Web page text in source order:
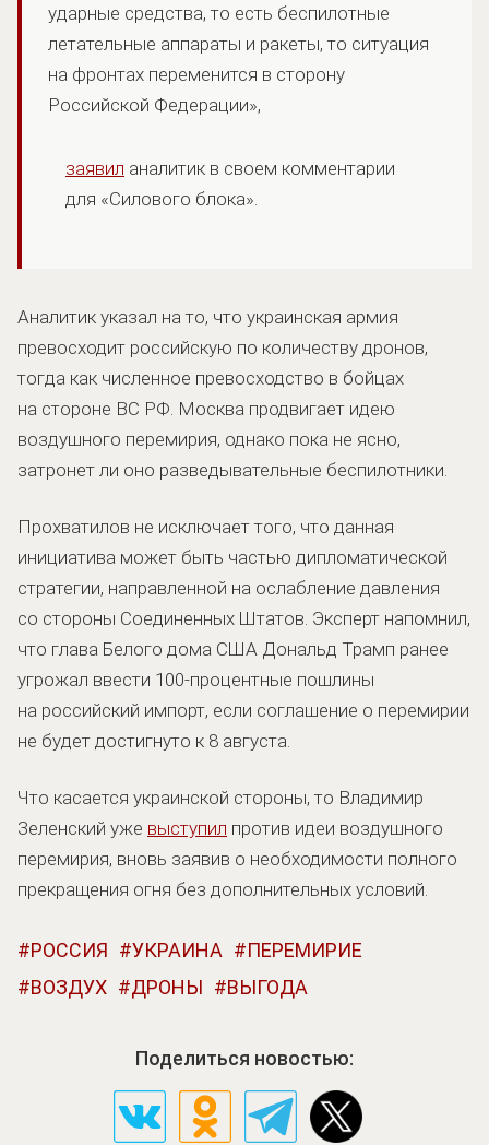
ударные средства, то есть беспилотные
летательные аппараты и ракеты, то ситуация
на фронтах переменится в сторону
Российской Федерации»,
заявил аналитик в своем комментарии
для «Силового блока».
Аналитик указал на то, что украинская армия
превосходит российскую по количеству дронов,
тогда как численное превосходство в бойцах
на стороне ВС РФ. Москва продвигает идею
воздушного перемирия, однако пока не ясно,
затронет ли оно разведывательные беспилотники.
Прохватилов не исключает того, что данная
инициатива может быть частью дипломатической
стратегии, направленной на ослабление давления
со стороны Соединенных Штатов. Эксперт напомнил,
что глава Белого дома США Дональд Трамп ранее
угрожал ввести 100-процентные пошлины
на российский импорт, если соглашение о перемирии
не будет достигнуто к 8 августа.
Что касается украинской стороны, то Владимир
Зеленский уже выступил против идеи воздушного
перемирия, вновь заявив о необходимости полного
прекращения огня без дополнительных условий.
РОССИЯ УКРАИНА
ПЕРЕМИРИЕ
ВОЗДУХ
ДРОНЫ ВЫГОДА
Поделиться новостью: